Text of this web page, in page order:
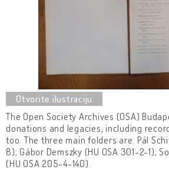
The Open Society Archives (OSA)
donations and legacies, including
too. The three main folders are: Pál
8); Gábor Demszky (HU OSA 301-2-1);
(HU OSA 205-4-140).